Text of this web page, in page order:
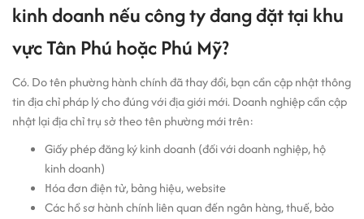
kinh doanh nếu công ty đang đặt tại khu
vực Tân Phú hoặc Phú Mỹ?
Có. Do tên phường hành chính đã thay đổi, bạn cần cập nhật thông
tin địa chỉ pháp lý cho đúng với địa giới mới. Doanh nghiệp cần cập
nhật lại địa chỉ trụ sở theo tên phường mới trên:
Giấy phép đăng ký kinh doanh (đối với doanh nghiệp, hộ
kinh doanh)
Hóa đơn điện tử, bảng hiệu, website
Các hồ sơ hành chính liên quan đến ngân hàng, thuế, bảo